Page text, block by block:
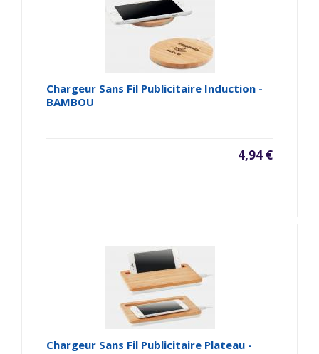
Chargeur Sans Fil Publicitaire Induction -
BAMBOU
4,94 €
Chargeur Sans Fil Publicitaire Plateau -